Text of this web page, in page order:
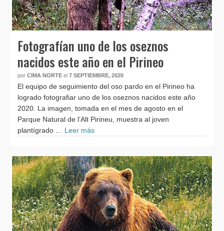
Fotografían uno de los oseznos
nacidos este año en el Pirineo
por CIMA NORTE el 7 SEPTIEMBRE, 2020
El equipo de seguimiento del oso pardo en el Pirineo ha
logrado fotografiar uno de los oseznos nacidos este año
2020. La imagen, tomada en el mes de agosto en el
Parque Natural de l’Alt Pirineu, muestra al joven
plantígrado … Leer más